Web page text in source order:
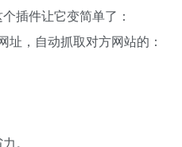
插件让它变简单了：
址，自动抓取对方网站的：
。